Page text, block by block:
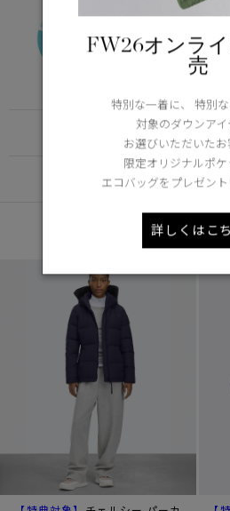
-10°C / -20°C
寒冷地のデイ
ルなデザイン
FUNCTION
DETAIL
あなたへのおす
FW26オンラ
売
特別な一着に、 特別な
対象のダウンアイ
お選びいただいたお
限定オリジナルポケ
エコバッグをプレゼント
詳しくはこ